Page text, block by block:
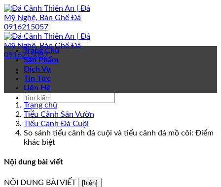
Bỏ
qua
nội
dung
Trang Chủ
Sản Phẩm
Dịch Vụ
Tin Tức
Liên Hệ
Trang chủ
Tiểu Cảnh Sân Vườn
Tiểu Cảnh Đá Cuội
So sánh tiểu cảnh đá cuội và tiểu cảnh đá mồ côi: Điểm
khác biệt
Nội dung bài viết
NỘI DUNG BÀI VIẾT [hiện]